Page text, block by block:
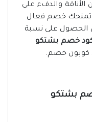
والدفء على
تمنحك خصم فعال
الحصول على نسبة
خصم بشتكو
كوبون خصم.
خصم بشتكو